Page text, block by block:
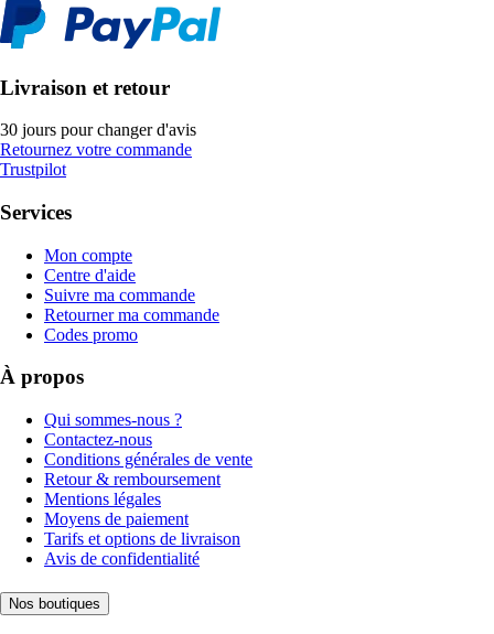
Livraison et retour
30 jours pour changer d'avis
Retournez votre commande
Trustpilot
Services
Mon compte
Centre d'aide
Suivre ma commande
Retourner ma commande
Codes promo
À propos
Qui sommes-nous ?
Contactez-nous
Conditions générales de vente
Retour & remboursement
Mentions légales
Moyens de paiement
Tarifs et options de livraison
Avis de confidentialité
Nos boutiques